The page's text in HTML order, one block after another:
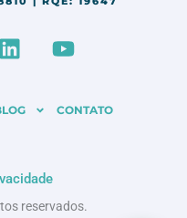
L
i
k
i
Y
o
t
CONTATO
reservados.